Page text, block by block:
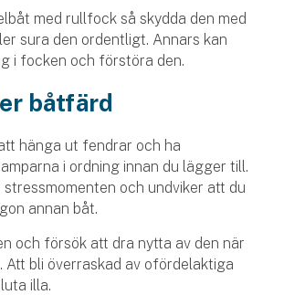
med rullfock så skydda den med
sura den ordentligt. Annars kan
i focken och förstöra den.
båtfärd
hänga ut fendrar och ha
i ordning innan du lägger till.
stressmomenten och undviker att du
annan båt.
och försök att dra nytta av den när
Att bli överraskad av ofördelaktiga
illa.